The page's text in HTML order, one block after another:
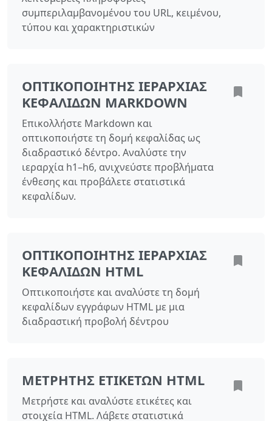
συμπεριλαμβανομένου του URL, κειμένου,
τύπου και χαρακτηριστικών
ΟΠΤΙΚΟΠΟΙΗΤΉΣ ΙΕΡΑΡΧΊΑΣ
ΚΕΦΑΛΊΔΩΝ MARKDOWN
Επικολλήστε Markdown και
οπτικοποιήστε τη δομή κεφαλίδας ως
διαδραστικό δέντρο. Αναλύστε την
ιεραρχία h1–h6, ανιχνεύστε προβλήματα
ένθεσης και προβάλετε στατιστικά
κεφαλίδων.
ΟΠΤΙΚΟΠΟΙΗΤΉΣ ΙΕΡΑΡΧΊΑΣ
ΚΕΦΑΛΊΔΩΝ HTML
Οπτικοποιήστε και αναλύστε τη δομή
κεφαλίδων εγγράφων HTML με μια
διαδραστική προβολή δέντρου
ΜΕΤΡΗΤΉΣ ΕΤΙΚΕΤΏΝ HTML
Μετρήστε και αναλύστε ετικέτες και
στοιχεία HTML. Λάβετε στατιστικά